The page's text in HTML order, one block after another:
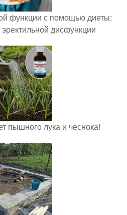
функции с помощью диеты:
дисфункции
пышного лука и чеснока!